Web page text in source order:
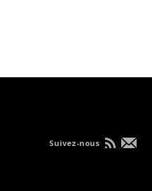
Suivez-nous